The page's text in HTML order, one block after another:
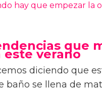
hay que empezar la
que
este verano
diciendo que
baño se llena de